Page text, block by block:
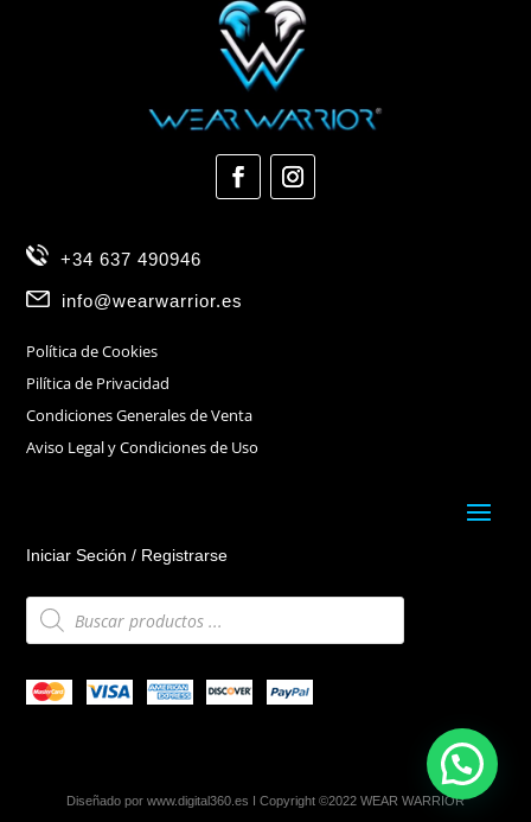
+34 637 490946
info@wearwarrior.es
Política de Cookies
Pilítica de Privacidad
Condiciones Generales de Venta
Aviso Legal y Condiciones de Uso
Iniciar Seción / Registrarse
Búsqueda
de
productos
Diseñado por www.digital360.es I Copyright ©2022 WEAR WARRIOR